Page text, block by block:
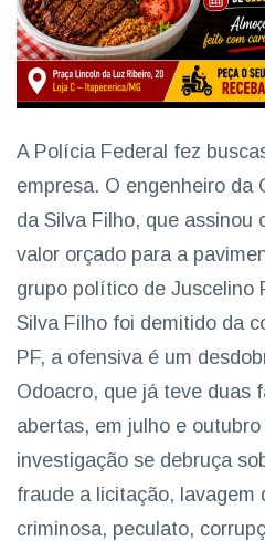
A Polícia Federal fez
empresa. O engenheiro da
da Silva Filho, que assinou
valor orçado para a
grupo político de Juscelino
Silva Filho foi demitido da
PF, a ofensiva é um
Odoacro, que já teve duas
abertas, em julho e
investigação se debruça
fraude a licitação, lavagem
criminosa, peculato,